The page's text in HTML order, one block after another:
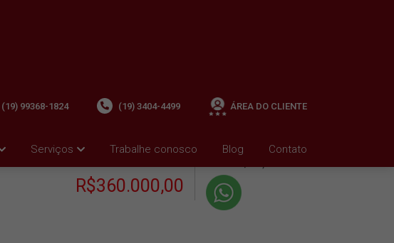
Serviços Trabalhe conosco Blog Contato
(19) 99368-1824 (19) 3404-4499 ÁREA DO CLIENTE
R$360.000,00
+ Condomínio R$0,00